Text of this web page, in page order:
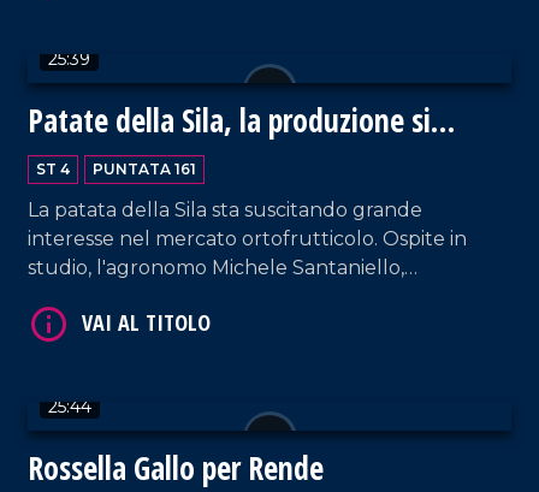
progetto, Antonio Senatore.
25:39
Patate della Sila, la produzione si
(r)innova
ST 4 PUNTATA 161
La patata della Sila sta suscitando grande
interesse nel mercato ortofrutticolo. Ospite in
studio, l'agronomo Michele Santaniello,
prospettive future di questo prodotto, dalla
25:44
Rossella Gallo per Rende
VAI AL TITOLO
VAI AL TITOLO